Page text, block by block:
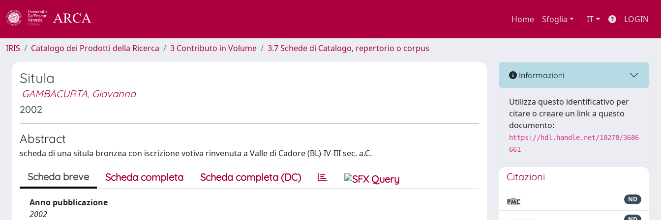
Home Sfoglia IT LOGIN
IRIS Catalogo dei Prodotti della Ricerca 3 Contributo in Volume 3.7 Schede di Catalogo, repertorio o corpus
Situla
GAMBACURTA, Giovanna
2002
Abstract
scheda di una situla bronzea con iscrizione votiva rinvenuta a Valle di Cadore (BL)-IV-III sec. a.C.
Scheda breve Scheda completa Scheda completa (DC)
Anno pubblicazione
2002
Informazioni
Utilizza questo identificativo per
citare o creare un link a questo
documento:
https://hdl.handle.net/10278/3686
661
Citazioni
ND